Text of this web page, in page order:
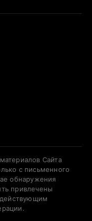
Сайта
с письменного
обнаружения
привлечены
действующим